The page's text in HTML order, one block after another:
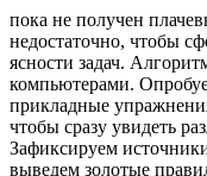
пока не получен
недостаточно, чтобы
ясности задач.
компьютерами.
прикладные
чтобы сразу увидеть
Зафиксируем
выведем золотые